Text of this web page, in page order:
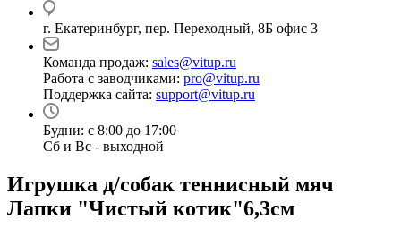
г. Екатеринбург, пер. Переходный, 8Б офис 3
Команда продаж: sales@vitup.ru
Работа с заводчиками: pro@vitup.ru
Поддержка сайта: support@vitup.ru
Будни: с 8:00 до 17:00
Сб и Вс - выходной
Игрушка д/собак теннисный мяч
Лапки "Чистый котик"6,3см